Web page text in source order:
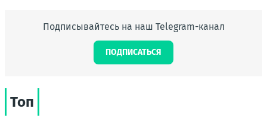
Подписывайтесь на наш Telegram-канал
ПОДПИСАТЬСЯ
Топ